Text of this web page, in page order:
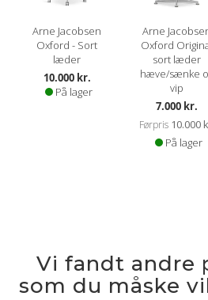
Arne Jacobsen
Oxford - Sort
læder
10.000 kr.
På lager
Arne
Oxford
sort læder
hæve/sænke
vip
7.000 kr.
Førpris 10.000
På lager
Vi fandt andre
som du måske